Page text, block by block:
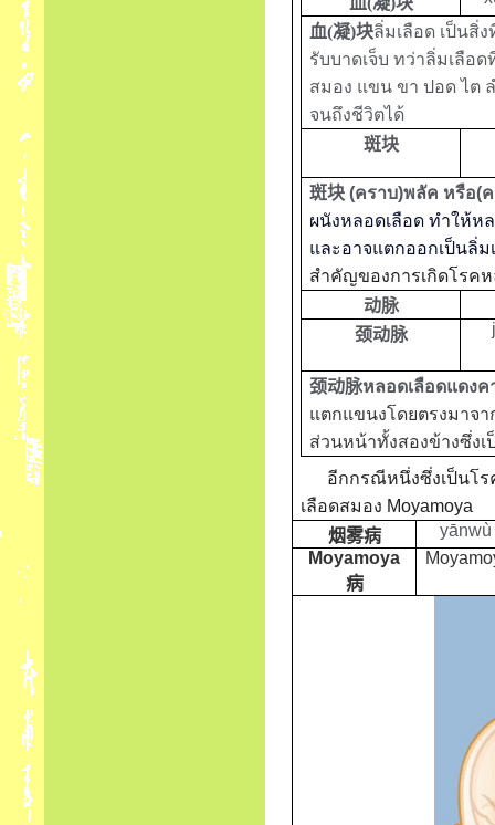
血(凝)块ลิ่มเลือด เป็นสิ่
รับบาดเจ็บ ทว่าลิ่มเลือ
สมอง แขน ขา ปอด ไต
จนถึงชีวิตได้
斑块
斑块 (คราบ)พลัค หรือ(
ผนังหลอดเลือด ทำให้ห
และอาจแตกออกเป็นลิ่
สำคัญของการเกิดโรค
动脉
颈动脉
颈动脉หลอดเลือดแดงค
แตกแขนงโดยตรงมาจ
ส่วนหน้าทั้งสองข้างซึ่ง
อีกกรณีหนึ่งซึ่งเป็นโ
เลือดสมอง Moyamoya
烟雾病
Moyamoya
病